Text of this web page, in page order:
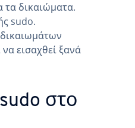
τα δικαιώματα.
sudo.
εισαχθεί ξανά
στο